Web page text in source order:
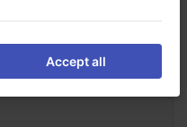
Accept all